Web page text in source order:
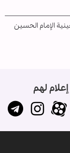
الإمام الحسين
لهم